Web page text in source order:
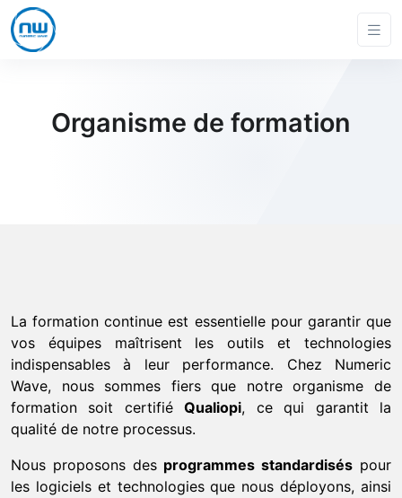
Organisme de formation
La formation continue est essentielle pour garantir que
vos équipes maîtrisent les outils et technologies
indispensables à leur performance. Chez Numeric
Wave, nous sommes fiers que notre organisme de
formation soit certifiéQualiopi, ce qui garantit la
qualité de notre processus.
Nous proposons des programmes standardisés pour
les logiciels et technologies que nous déployons, ainsi